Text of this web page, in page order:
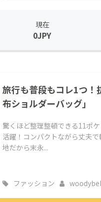
現在
0JPY
旅行も普段もコレ1つ！
布ショルダーバッグ」
驚くほど整理整頓できる11ポ
活躍！コンパクトながら丈夫
地だから末永...
ファッション